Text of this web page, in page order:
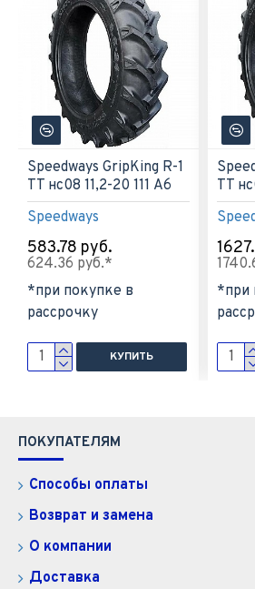
Speedways
Speedways GripKing R-1
TT нс08 11,2-20 111 A6
583.78 руб.
624.36 руб.*
*при покупке в
рассрочку
КУПИТЬ
TT
*при
ПОКУПАТЕЛЯМ
Способы оплаты
Возврат и замена
О компании
Доставка